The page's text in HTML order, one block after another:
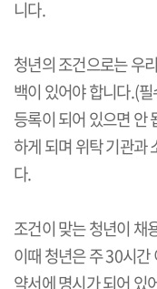
니다.
청년의 조건으로는 우
백이 있어야 합니다.(
등록이 되어 있으면 안
하게 되며 위탁 기관과
다.
조건이 맞는 청년이 채
이때 청년은 주 30시간
약서에 명시가 되어 있